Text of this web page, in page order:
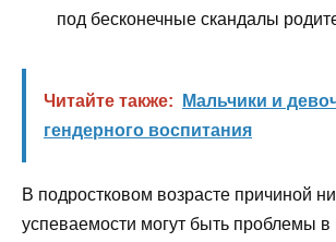
под бесконечные скандалы
Читайте также:
Мальчики и
гендерного воспитания
В подростковом возрасте причиной
успеваемости могут быть проблемы